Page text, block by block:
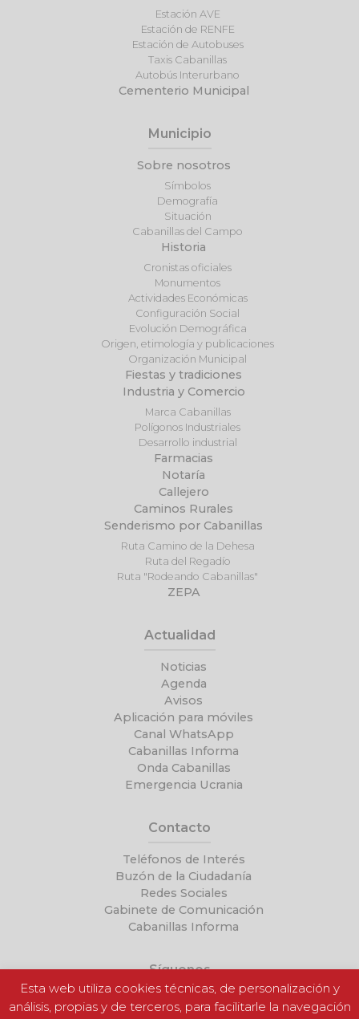
Estación AVE
Estación de RENFE
Estación de Autobuses
Taxis Cabanillas
Autobús Interurbano
Cementerio Municipal
Municipio
Sobre nosotros
Símbolos
Demografía
Situación
Cabanillas del Campo
Historia
Cronistas oficiales
Monumentos
Actividades Económicas
Configuración Social
Evolución Demográfica
Origen, etimología y publicaciones
Organización Municipal
Fiestas y tradiciones
Industria y Comercio
Marca Cabanillas
Polígonos Industriales
Desarrollo industrial
Farmacias
Notaría
Callejero
Caminos Rurales
Senderismo por Cabanillas
Ruta Camino de la Dehesa
Ruta del Regadío
Ruta "Rodeando Cabanillas"
ZEPA
Actualidad
Noticias
Agenda
Avisos
Aplicación para móviles
Canal WhatsApp
Cabanillas Informa
Onda Cabanillas
Emergencia Ucrania
Contacto
Teléfonos de Interés
Buzón de la Ciudadanía
Redes Sociales
Gabinete de Comunicación
Cabanillas Informa
Síguenos
Esta web utiliza cookies técnicas, de personalización y
análisis, propias y de terceros, para facilitarle la navegación